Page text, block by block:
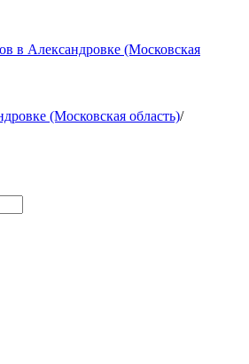
в Александровке (Московская
(Московская область)/